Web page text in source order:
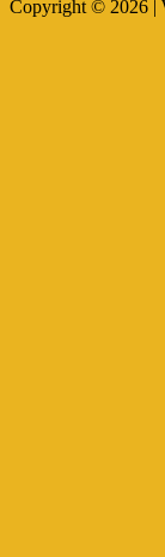
Copyright © 2026 |